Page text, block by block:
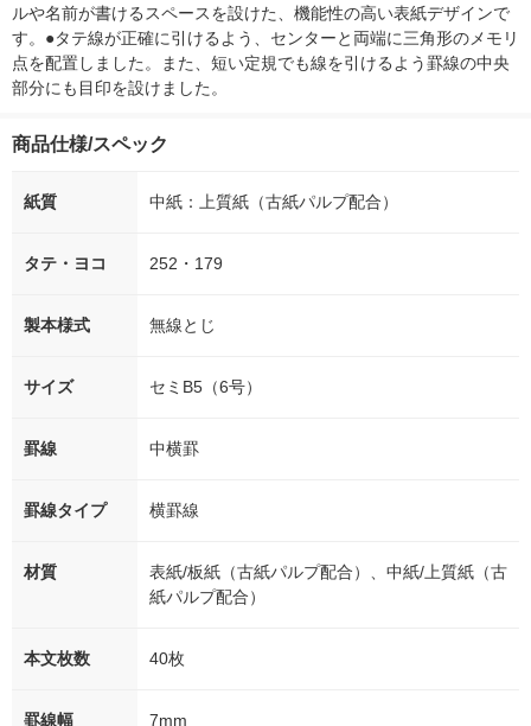
ルや名前が書けるスペースを設けた、機能性の高い表紙デザインで
す。●タテ線が正確に引けるよう、センターと両端に三角形のメモリ
点を配置しました。また、短い定規でも線を引けるよう罫線の中央
部分にも目印を設けました。
商品仕様/スペック
紙質 中紙：上質紙（古紙パルプ配合）
タテ・ヨコ 252・179
製本様式 無線とじ
サイズ セミB5（6号）
罫線 中横罫
罫線タイプ 横罫線
材質
表紙/板紙（古紙パルプ配合）、中紙/上質紙（古
紙パルプ配合）
本文枚数 40枚
罫線幅 7mm